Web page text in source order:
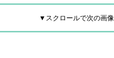
▼スクロールで次の画像